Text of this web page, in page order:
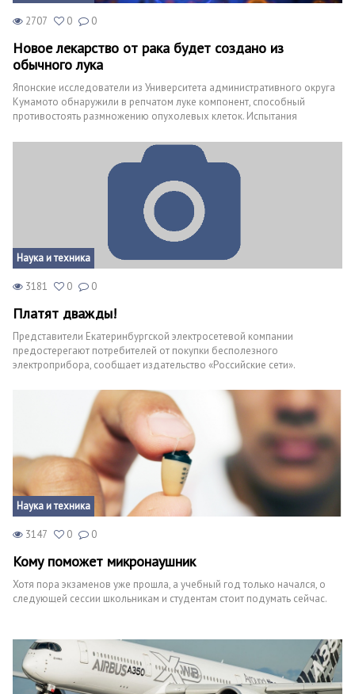
2707 0 0
Новое лекарство от рака будет создано из
обычного лука
Японские исследователи из Университета административного округа
Кумамото обнаружили в репчатом луке компонент, способный
противостоять размножению опухолевых клеток. Испытания
которые были искусственно заражены эпителиальным раком
яичников. Это онкологическое заболевание развивается за счет
присутствия в организме макрофагов (M2), являющихся прообразами
опухолевых клеток. Но при использовании нового вещества, условно
названного ONA, патологический процесс удается замедлить и
Наука и техника
3181 0 0
Платят дважды!
Представители Екатеринбургской электросетевой компании
предостерегают потребителей от покупки бесполезного
электроприбора, сообщает издательство «Российские сети».
Наука и техника
3147 0 0
Кому поможет микронаушник
Хотя пора экзаменов уже прошла, а учебный год только начался, о
следующей сессии школьникам и студентам стоит подумать сейчас.